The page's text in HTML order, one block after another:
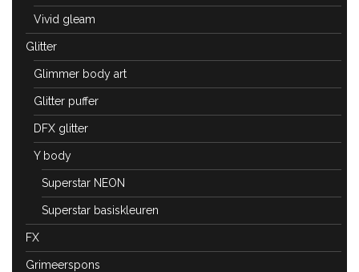
Vivid gleam
Glitter
Glimmer body art
Glitter puffer
DFX glitter
Y body
Superstar NEON
Superstar basiskleuren
FX
Grimeerspons